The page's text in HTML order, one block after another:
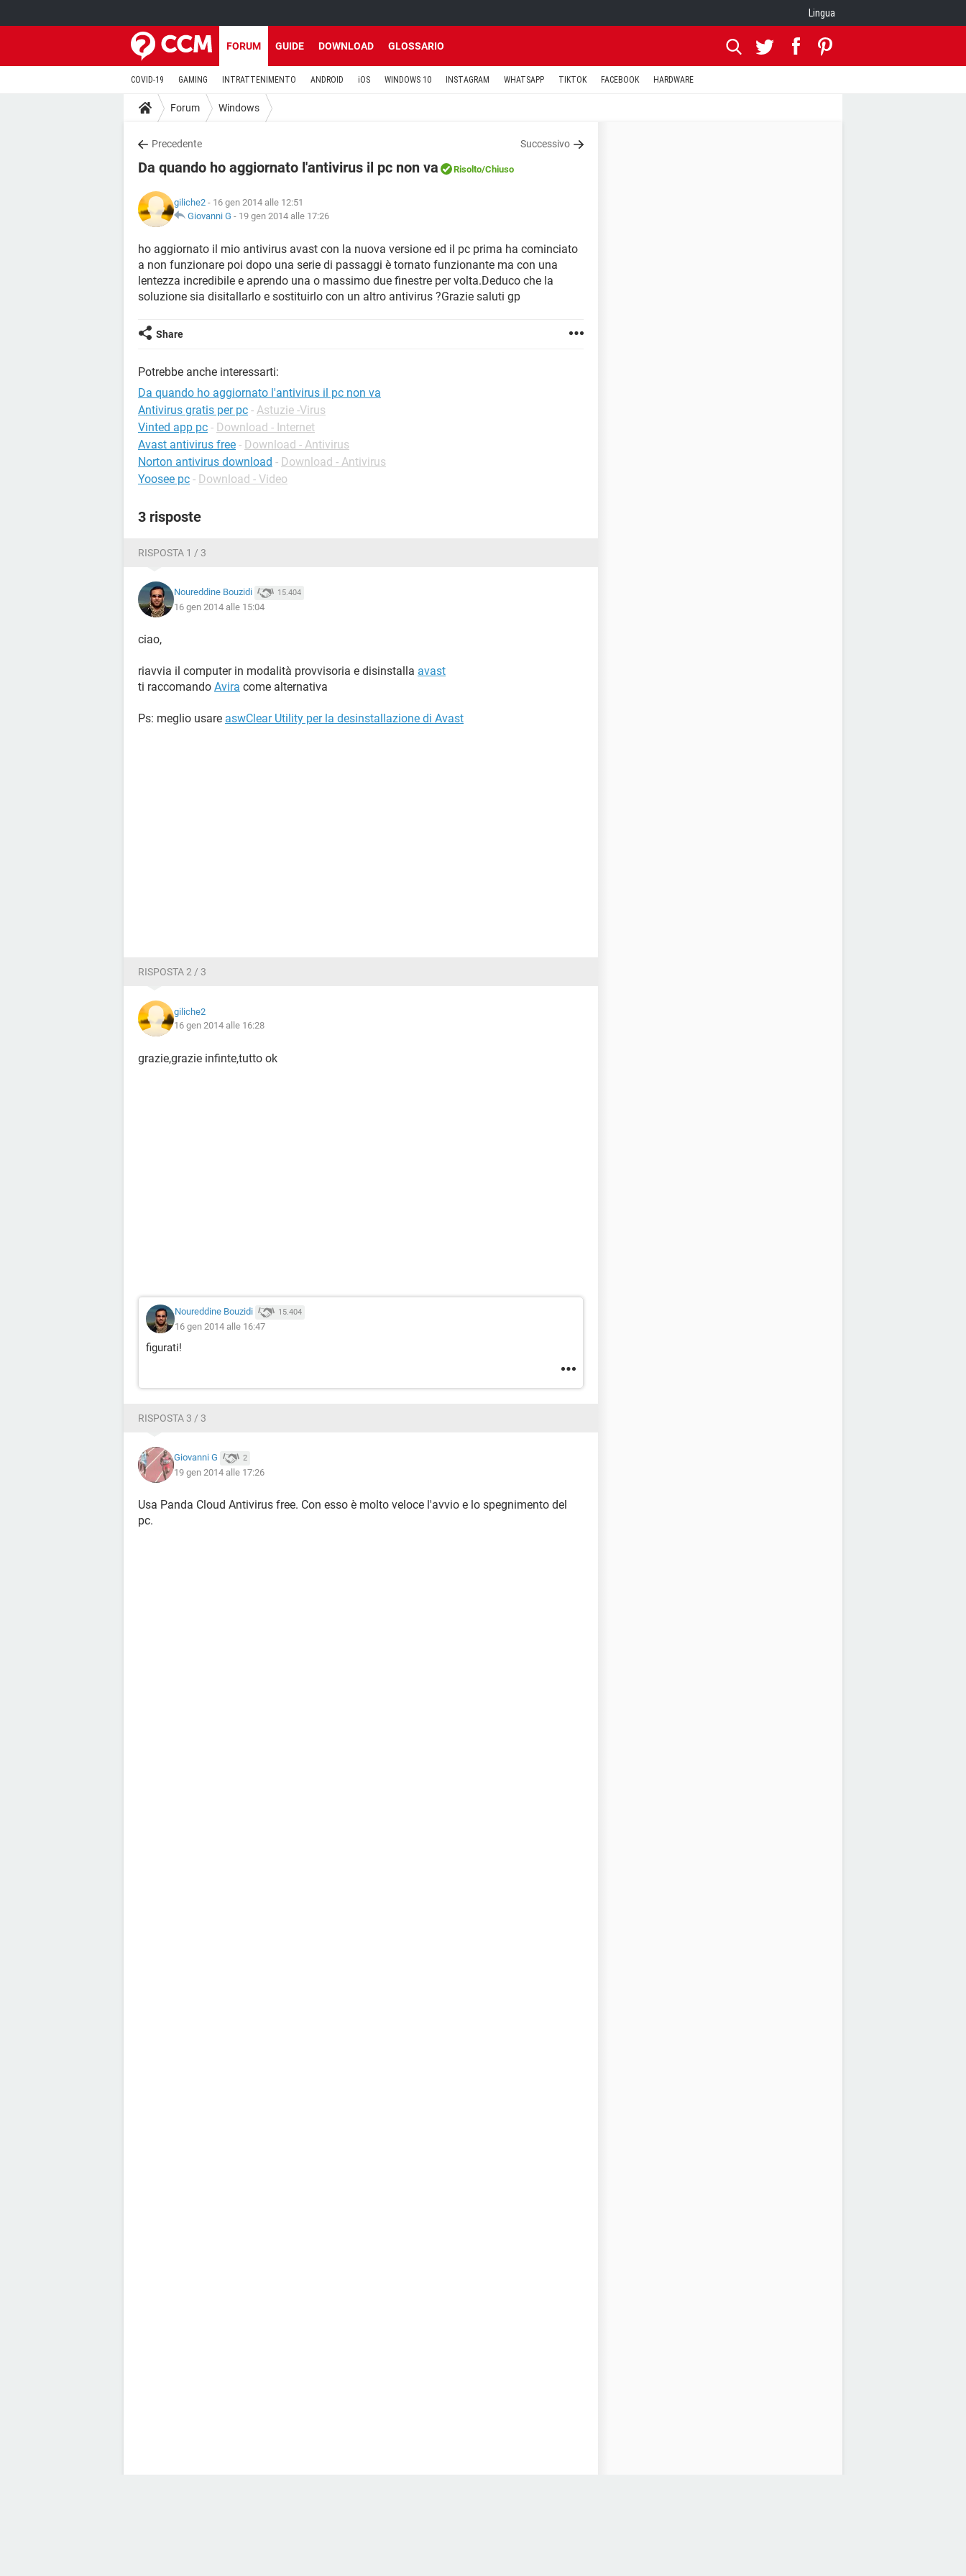
Lingua
FORUM GUIDE DOWNLOAD GLOSSARIO
COVID-19 GAMING INTRATTENIMENTO ANDROID iOS WINDOWS 10 INSTAGRAM WHATSAPP TIKTOK FACEBOOK HARDWARE
Forum Windows
Precedente Successivo
Da quando ho aggiornato l'antivirus il pc non va Risolto/Chiuso
giliche2 - 16 gen 2014 alle 12:51
Giovanni G - 19 gen 2014 alle 17:26
ho aggiornato il mio antivirus avast con la nuova versione ed il pc prima ha cominciato
a non funzionare poi dopo una serie di passaggi è tornato funzionante ma con una
lentezza incredibile e aprendo una o massimo due finestre per volta.Deduco che la
soluzione sia disitallarlo e sostituirlo con un altro antivirus ?Grazie saluti gp
Share
Potrebbe anche interessarti:
Da quando ho aggiornato l'antivirus il pc non va
Antivirus gratis per pc - Astuzie -Virus
Vinted app pc - Download - Internet
Avast antivirus free - Download - Antivirus
Norton antivirus download - Download - Antivirus
Yoosee pc - Download - Video
3 risposte
RISPOSTA 1 / 3
Noureddine Bouzidi 15.404
16 gen 2014 alle 15:04
ciao,
riavvia il computer in modalità provvisoria e disinstalla avast
ti raccomando Avira come alternativa
Ps: meglio usare aswClear Utility per la desinstallazione di Avast
RISPOSTA 2 / 3
giliche2
16 gen 2014 alle 16:28
grazie,grazie infinte,tutto ok
Noureddine Bouzidi 15.404
16 gen 2014 alle 16:47
figurati!
RISPOSTA 3 / 3
Giovanni G 2
19 gen 2014 alle 17:26
Usa Panda Cloud Antivirus free. Con esso è molto veloce l'avvio e lo spegnimento del
pc.